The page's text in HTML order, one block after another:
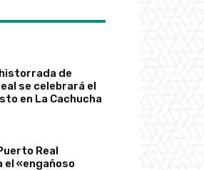
de
se celebrará el
en La Cachucha
Real
el «engañoso